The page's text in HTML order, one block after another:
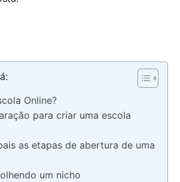
Online?
para criar uma escola
as etapas de abertura de uma
um nicho